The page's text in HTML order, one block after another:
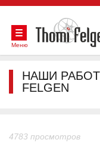
Меню
НАШИ
FELGEN
4783 просмотров